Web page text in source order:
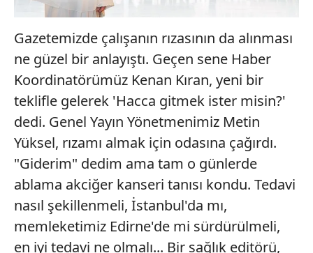
Gazetemizde çalışanın rızasının da alınması
ne güzel bir anlayıştı. Geçen sene Haber
Koordinatörümüz Kenan Kıran, yeni bir
teklifle gelerek 'Hacca gitmek ister misin?'
dedi. Genel Yayın Yönetmenimiz Metin
Yüksel, rızamı almak için odasına çağırdı.
"Giderim" dedim ama tam o günlerde
ablama akciğer kanseri tanısı kondu. Tedavi
nasıl şekillenmeli, İstanbul'da mı,
memleketimiz Edirne'de mi sürdürülmeli,
en iyi tedavi ne olmalı... Bir sağlık editörü,